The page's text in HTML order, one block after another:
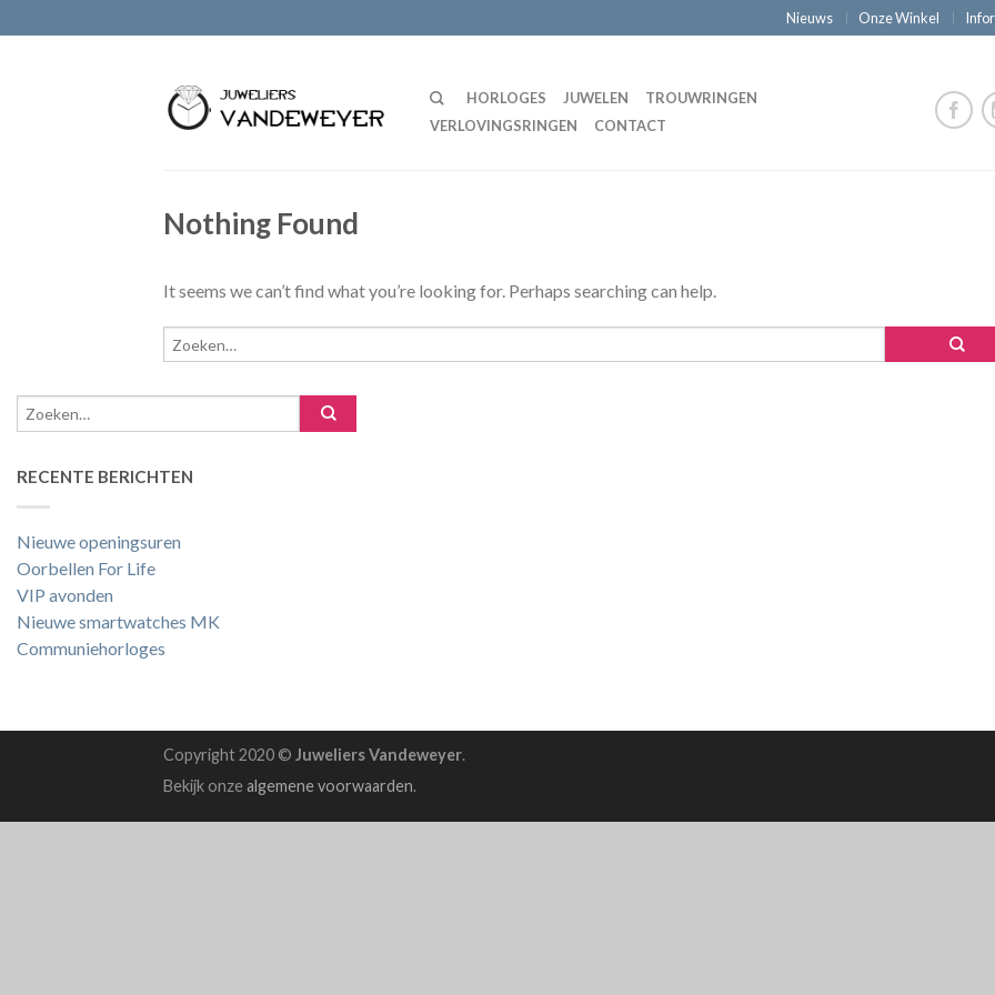
Nieuws Onze Winkel
HORLOGES JUWELEN
TROUWRINGEN
VERLOVINGSRINGEN
CONTACT
Nothing Found
It seems we can’t find what you’re looking for. Perhaps searching can help.
RECENTE BERICHTEN
Nieuwe openingsuren
Oorbellen For Life
VIP avonden
Nieuwe smartwatches MK
Communiehorloges
Copyright 2020 © Juweliers Vandeweyer.
Bekijk onzealgemene voorwaarden.